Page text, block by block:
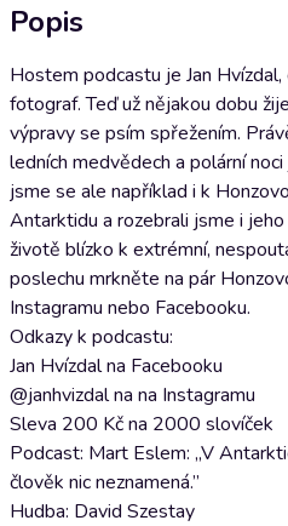
Popis
Hostem podcastu je Jan
fotograf. Teď už nějakou dobu
výpravy se psím spřežením.
ledních medvědech a polární
jsme se ale například i k
Antarktidu a rozebrali jsme i
životě blízko k extrémní,
poslechu mrkněte na pár
Instagramu nebo Facebooku.
Odkazy k podcastu:
Jan Hvízdal na Facebooku
@janhvizdal na na Instagramu
Sleva 200 Kč na 2000 slovíček
Podcast: Mart Eslem: „V
člověk nic neznamená.”
Hudba: David Szestay